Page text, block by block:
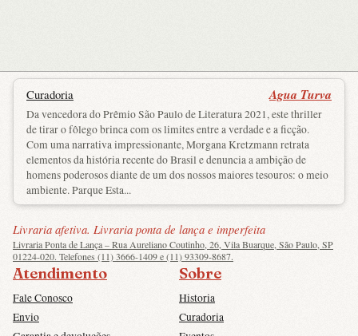
Curadoria Agua Turva
Da vencedora do Prêmio São Paulo de Literatura 2021, este thriller
de tirar o fôlego brinca com os limites entre a verdade e a ficção.
Com uma narrativa impressionante, Morgana Kretzmann retrata
elementos da história recente do Brasil e denuncia a ambição de
homens poderosos diante de um dos nossos maiores tesouros: o meio
ambiente. Parque Esta...
Livraria afetiva. Livraria ponta de lança e imperfeita
Livraria Ponta de Lança – Rua Aureliano Coutinho, 26, Vila Buarque, São Paulo, SP
01224-020. Telefones (11) 3666-1409 e (11) 93309-8687.
Atendimento
Fale Conosco
Envio
Sobre
Historia
Curadoria